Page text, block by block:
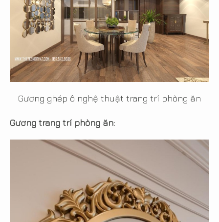
Gương ghép ô nghệ thuật trang trí phòng ăn
Gương trang trí phòng ăn: